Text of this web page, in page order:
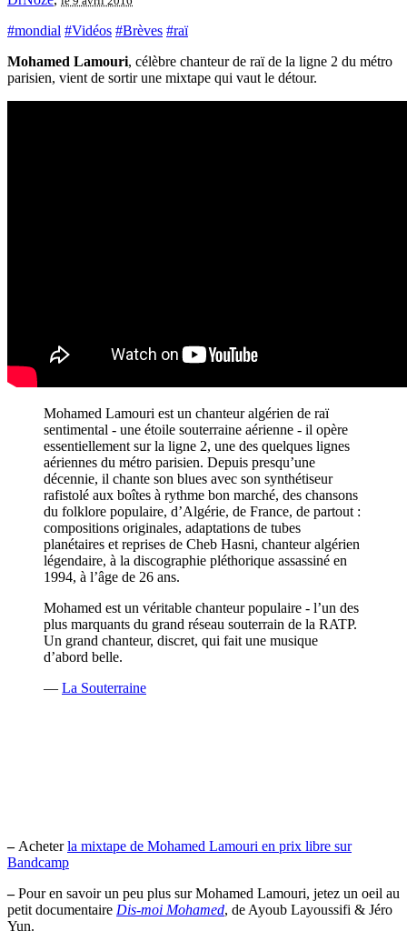
#mondial #Vidéos #Brèves #raï
Mohamed Lamouri, célèbre chanteur de raï de la ligne 2 du métro
parisien, vient de sortir une mixtape qui vaut le détour.
Mohamed Lamouri est un chanteur algérien de raï
sentimental - une étoile souterraine aérienne - il opère
essentiellement sur la ligne 2, une des quelques lignes
aériennes du métro parisien. Depuis presqu’une
décennie, il chante son blues avec son synthétiseur
rafistolé aux boîtes à rythme bon marché, des chansons
du folklore populaire, d’Algérie, de France, de partout :
compositions originales, adaptations de tubes
planétaires et reprises de Cheb Hasni, chanteur algérien
légendaire, à la discographie pléthorique assassiné en
1994, à l’âge de 26 ans.
Mohamed est un véritable chanteur populaire - l’un des
plus marquants du grand réseau souterrain de la RATP.
Un grand chanteur, discret, qui fait une musique
d’abord belle.
— La Souterraine
–Acheterla mixtape de Mohamed Lamouri en prix libre sur
Bandcamp
–Pour en savoir un peu plus sur Mohamed Lamouri, jetez un oeil au
petit documentaire Dis-moi Mohamed, de Ayoub Layoussifi & Jéro
Yun.